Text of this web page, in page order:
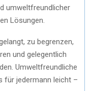
umweltfreundlicher
Lösungen.
zu begrenzen,
und gelegentlich
Umweltfreundliche
für jedermann leicht –